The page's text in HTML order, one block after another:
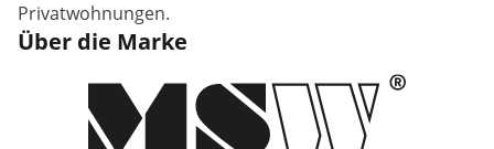
Privatwohnungen.
Über die Marke